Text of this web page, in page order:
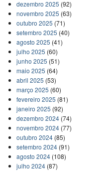
dezembro 2025 (92)
novembro 2025 (63)
outubro 2025 (71)
setembro 2025 (40)
agosto 2025 (41)
julho 2025 (60)
junho 2025 (51)
maio 2025 (64)
abril 2025 (53)
março 2025 (60)
fevereiro 2025 (81)
janeiro 2025 (92)
dezembro 2024(74)
novembro 2024(77)
outubro 2024(85)
setembro 2024(91)
agosto 2024(108)
julho 2024(87)